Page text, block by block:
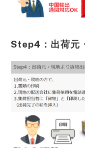
Step4：出荷元